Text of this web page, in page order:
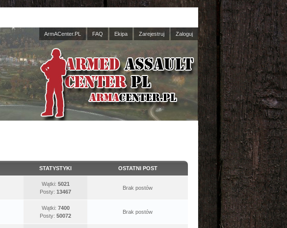
ArmACenter.PL FAQ Ekipa Zarejestruj Zaloguj
STATYSTYKI OSTATNI POST
Wątki: 5021
Posty: 13467
Brak postów
Wątki: 7400
Posty: 50072
Brak postów